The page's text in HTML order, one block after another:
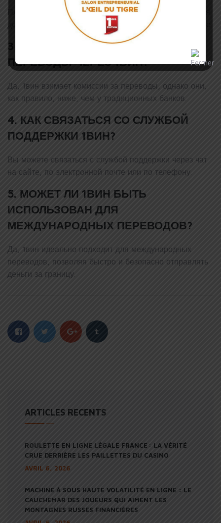
Платформа поддерживает множество валют, включая
доллар США, евро, российский рубль и многие другие.
3. ЕСТЬ ЛИ КОМИССИИ ЗА
ПЕРЕВОДЫ ЧЕРЕЗ 1ВИН?
Да, 1вин взимает комиссии за переводы, однако они,
как правило, ниже, чем у традиционных банков.
4. КАК СВЯЗАТЬСЯ СО СЛУЖБОЙ
ПОДДЕРЖКИ 1ВИН?
Вы можете связаться с службой поддержки через чат
на сайте, по электронной почте или по телефону.
5. МОЖЕТ ЛИ 1ВИН БЫТЬ
ИСПОЛЬЗОВАН ДЛЯ
МЕЖДУНАРОДНЫХ ПЕРЕВОДОВ?
Да, 1вин идеально подходит для международных
переводов, позволяя быстро и безопасно отправлять
деньги за границу.
ARTICLES RECENTS
ROULETTE EN LIGNE LÉGALE FRANCE : LA VÉRITÉ
CRUE DERRIÈRE LES PAILLETTES DU CASINO
AVRIL 6, 2026
MACHINE À SOUS HAUTE VOLATILITÉ EN LIGNE : LE
CAUCHEMAR DES JOUEURS QUI AIMENT LES
MONTAGNES RUSSES FINANCIÈRES